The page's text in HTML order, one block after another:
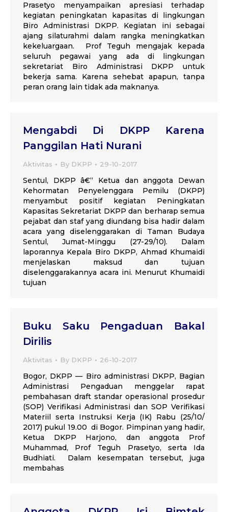
Prasetyo menyampaikan apresiasi terhadap
kegiatan peningkatan kapasitas di lingkungan
Biro Administrasi DKPP. Kegiatan ini sebagai
ajang silaturahmi dalam rangka meningkatkan
kekeluargaan. Prof Teguh mengajak kepada
seluruh pegawai yang ada di lingkungan
sekretariat Biro Administrasi DKPP untuk
bekerja sama. Karena sehebat apapun, tanpa
peran orang lain tidak ada maknanya.
Mengabdi Di DKPP Karena
Panggilan Hati Nurani
Aktivitas By DKPP 29-10-2017
Sentul, DKPP â€“ Ketua dan anggota Dewan
Kehormatan Penyelenggara Pemilu (DKPP)
menyambut positif kegiatan Peningkatan
Kapasitas Sekretariat DKPP dan berharap semua
pejabat dan staf yang diundang bisa hadir dalam
acara yang diselenggarakan di Taman Budaya
Sentul, Jumat-Minggu (27-29/10). Dalam
laporannya Kepala Biro DKPP, Ahmad Khumaidi
menjelaskan maksud dan tujuan
diselenggarakannya acara ini. Menurut Khumaidi
tujuan
Buku Saku Pengaduan Bakal
Dirilis
Aktivitas By DKPP 26-10-2017
Bogor, DKPP — Biro administrasi DKPP, Bagian
Administrasi Pengaduan menggelar rapat
pembahasan draft standar operasional prosedur
(SOP) Verifikasi Administrasi dan SOP Verifikasi
Materiil serta Instruksi Kerja (IK) Rabu (25/10/
2017) pukul 19.00 di Bogor. Pimpinan yang hadir,
Ketua DKPP Harjono, dan anggota Prof
Muhammad, Prof Teguh Prasetyo, serta Ida
Budhiati. Dalam kesempatan tersebut, juga
membahas